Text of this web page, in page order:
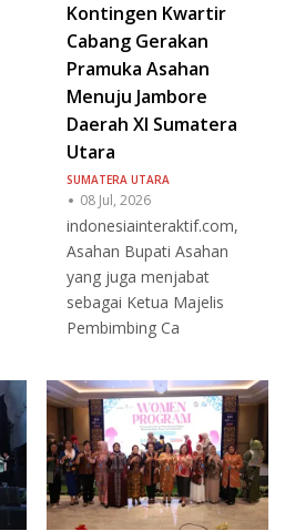
Kontingen Kwartir
Cabang Gerakan
Pramuka Asahan
Menuju Jambore
Daerah XI Sumatera
Utara
SUMATERA UTARA
08 Jul, 2026
indonesiainteraktif.com,
Asahan Bupati Asahan
yang juga menjabat
sebagai Ketua Majelis
Pembimbing Ca